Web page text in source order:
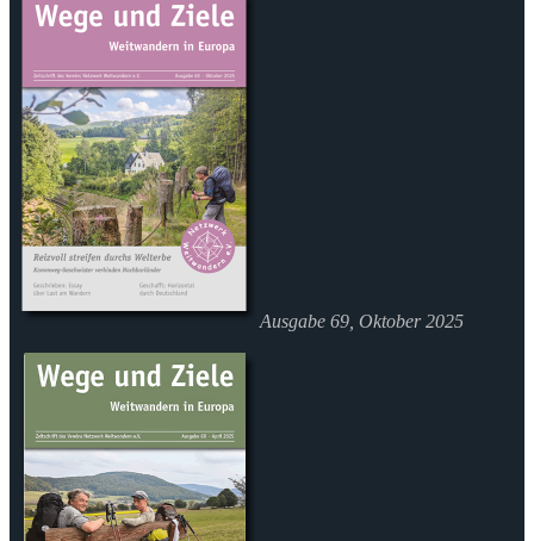
Ausgabe 69, Oktober 2025